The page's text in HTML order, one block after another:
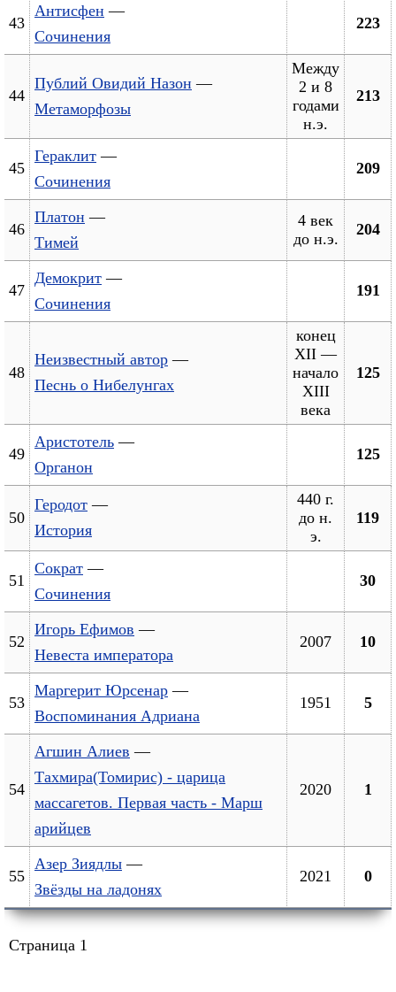
43
Антисфен —
Сочинения
223
44
Публий Овидий Назон —
Метаморфозы
Между
2 и 8
годами
н.э.
213
45
Гераклит —
Сочинения
209
46
Платон —
Тимей
4 век
до н.э.
204
47
Демокрит —
Сочинения
191
48
Неизвестный автор —
Песнь о Нибелунгах
конец
XII —
начало
XIII
века
125
49
Аристотель —
Органон
125
50
Геродот —
История
440 г.
до н.
э.
119
51
Сократ —
Сочинения
30
52
Игорь Ефимов —
Невеста императора
2007 10
53
Маргерит Юрсенар —
Воспоминания Адриана
1951 5
54
Агшин Алиев —
Тахмира(Томирис) - царица
массагетов. Первая часть - Марш
арийцев
2020 1
55
Азер Зиядлы —
Звёзды на ладонях
2021 0
Страница 1